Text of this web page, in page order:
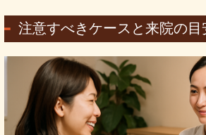
注意すべきケースと来院の目